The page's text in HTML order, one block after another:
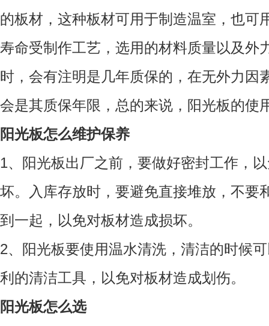
的板材，这种板材可用于制造温室，也可
寿命受制作工艺，选用的材料质量以及外
时，会有注明是几年质保的，在无外力因
会是其质保年限，总的来说，阳光板的使
阳光板怎么维护保养
1、阳光板出厂之前，要做好密封工作，
坏。入库存放时，要避免直接堆放，不要
到一起，以免对板材造成损坏。
2、阳光板要使用温水清洗，清洁的时候
利的清洁工具，以免对板材造成划伤。
阳光板怎么选